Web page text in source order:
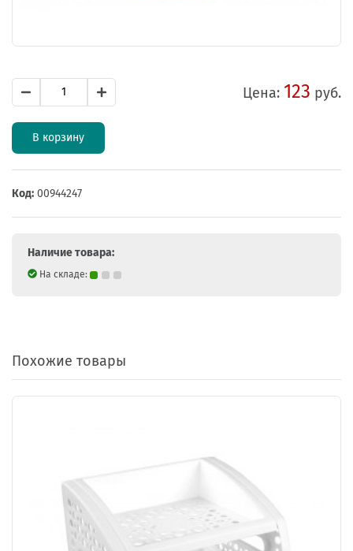
Цена: 123 руб.
В корзину
Код: 00944247
Наличие товара:
На складе:
Похожие товары